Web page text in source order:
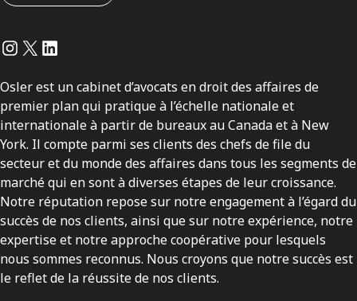
Instagram
Twitter
LinkedIn
Osler est un cabinet d’avocats en droit des affaires de
premier plan qui pratique à l’échelle nationale et
internationale à partir de bureaux au Canada et à New
York. Il compte parmi ses clients des chefs de file du
secteur et du monde des affaires dans tous les segments de
marché qui en sont à diverses étapes de leur croissance.
Notre réputation repose sur notre engagement à l’égard du
succès de nos clients, ainsi que sur notre expérience, notre
expertise et notre approche coopérative pour lesquels
nous sommes reconnus. Nous croyons que notre succès est
le reflet de la réussite de nos clients.